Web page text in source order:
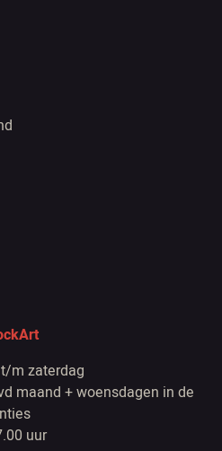
m zaterdag
maand + woensdagen in de
uur